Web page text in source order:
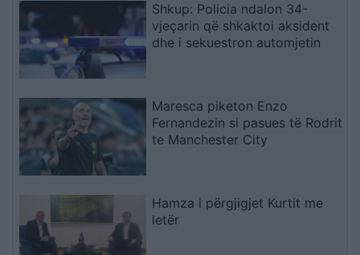
Shkup: Policia ndalon 34-
vjeçarin që shkaktoi aksident
dhe i sekuestron automjetin
Maresca piketon Enzo
Fernandezin si pasues të Rodrit
te Manchester City
Hamza i përgjigjet Kurtit me
letër